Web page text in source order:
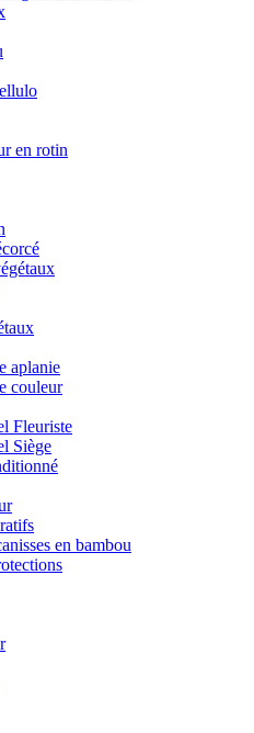
en rotin
aplanie
couleur
Fleuriste
Siège
en bambou